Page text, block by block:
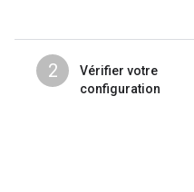
2
Vérifier votre
configuration